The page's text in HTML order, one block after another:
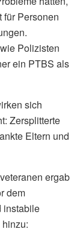
Personen
Polizisten
ein PTBS als
sich
Zersplitterte
Eltern und
ergab
dem
instabile